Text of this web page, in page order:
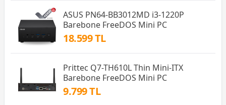
ASUS PN64-BB3012MD i3-1220P
Barebone FreeDOS Mini PC
18.599 TL
Prittec Q7-TH610L Thin Mini-ITX
Barebone FreeDOS Mini PC
9.799 TL